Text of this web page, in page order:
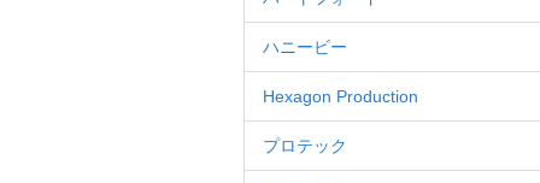
ハニービー
Hexagon Production
プロテック